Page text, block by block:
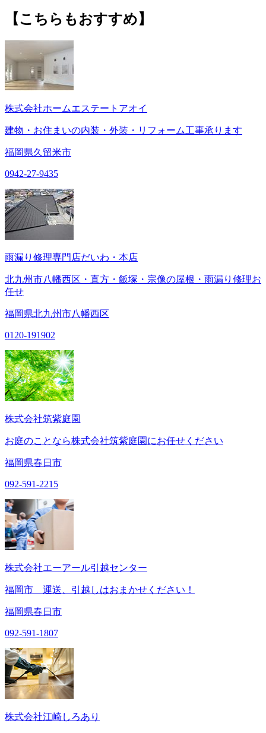
【こちらもおすすめ】
株式会社ホームエステートアオイ
建物・お住まいの内装・外装・リフォーム工事承ります
福岡県久留米市
0942-27-9435
雨漏り修理専門店だいわ・本店
北九州市八幡西区・直方・飯塚・宗像の屋根・雨漏り修理お
任せ
福岡県北九州市八幡西区
0120-191902
株式会社筑紫庭園
お庭のことなら株式会社筑紫庭園にお任せください
福岡県春日市
092-591-2215
株式会社エーアール引越センター
福岡市 運送、引越しはおまかせください！
福岡県春日市
092-591-1807
株式会社江崎しろあり